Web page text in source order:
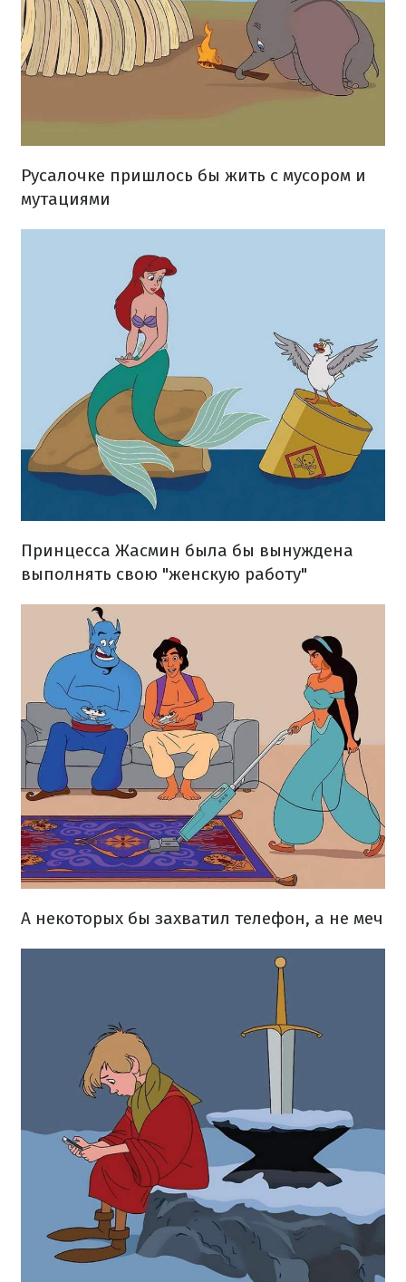
Русалочке пришлось бы жить с мусором и
мутациями
Принцесса Жасмин была бы вынуждена
выполнять свою "женскую работу"
А некоторых бы захватил телефон, а не меч